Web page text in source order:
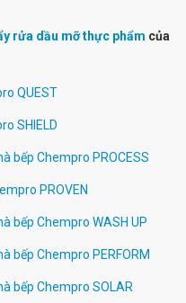
rửa dầu mỡ thực phẩm của
QUEST
SHIELD
bếp Chempro PROCESS
PROVEN
bếp Chempro WASH UP
bếp Chempro PERFORM
bếp Chempro SOLAR